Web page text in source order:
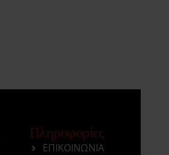
Πληροφορίες
ΕΠΙΚΟΙΝΩΝΙΑ